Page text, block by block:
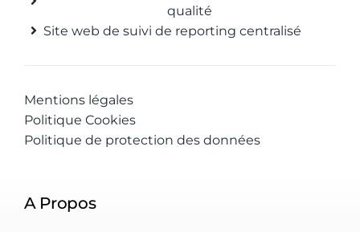
qualité
Site web de suivi de reporting centralisé
Mentions légales
Politique Cookies
Politique de protection des données
A Propos